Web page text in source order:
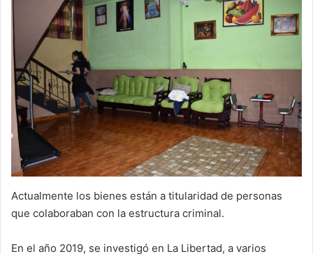
Actualmente los bienes están a titularidad de personas
que colaboraban con la estructura criminal.
En el año 2019, se investigó en La Libertad, a varios